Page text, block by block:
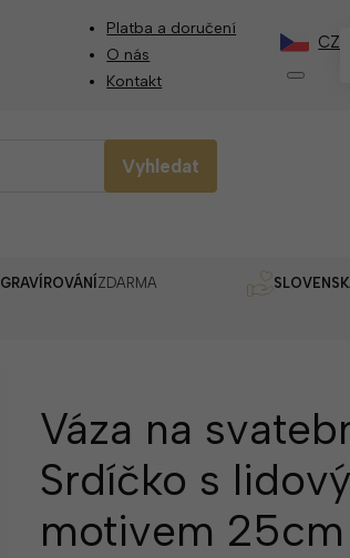
Platba a doručení
O nás
Kontakt
CZ
Vyhledat
GRAVÍROVÁNÍZDARMA
Váza na
Srdíčko s
motivem 25cm